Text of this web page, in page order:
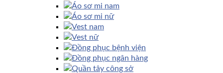
Áo sơ mi nam
Áo sơ mi nữ
Vest nam
Vest nữ
Đồng phục bệnh viện
Đồng phục ngân hàng
Quần tây công sở